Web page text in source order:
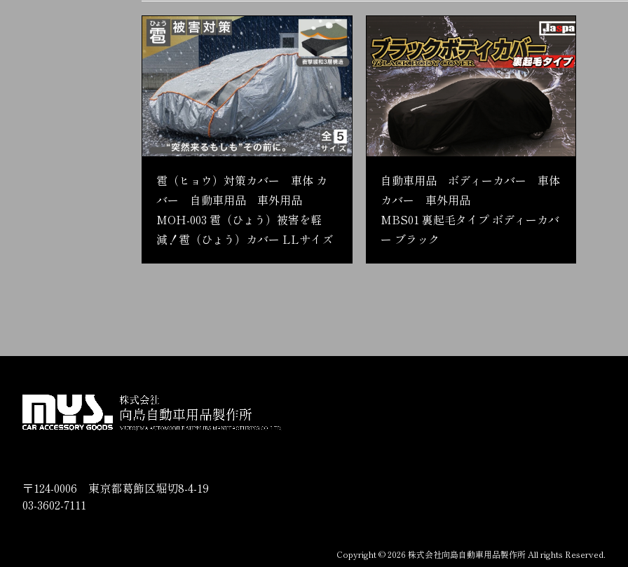
雹（ヒョウ）対策カバー 車体 カ
バー 自動車用品 車外用品
MOH-003 雹（ひょう）被害を軽
減！雹（ひょう）カバー LLサイズ
自動車用品 ボディーカバー 車体
カバー 車外用品
MBS01 裏起毛タイプ ボディーカバ
ー ブラック
〒124-0006 東京都葛飾区堀切8-4-19
03-3602-7111
Copyright © 2026 株式会社向島自動車用品製作所 All rights Reserved.